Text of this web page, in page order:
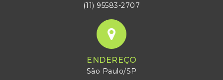
(11) 95583-2707
ENDEREÇO
São Paulo/SP